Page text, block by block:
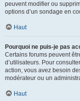
peuvent modifier ou
options d’un sondage en
Haut
Pourquoi ne puis-je pas
Certains forums peuvent
d’utilisateurs. Pour
action, vous avez besoin
modérateur ou un
Haut